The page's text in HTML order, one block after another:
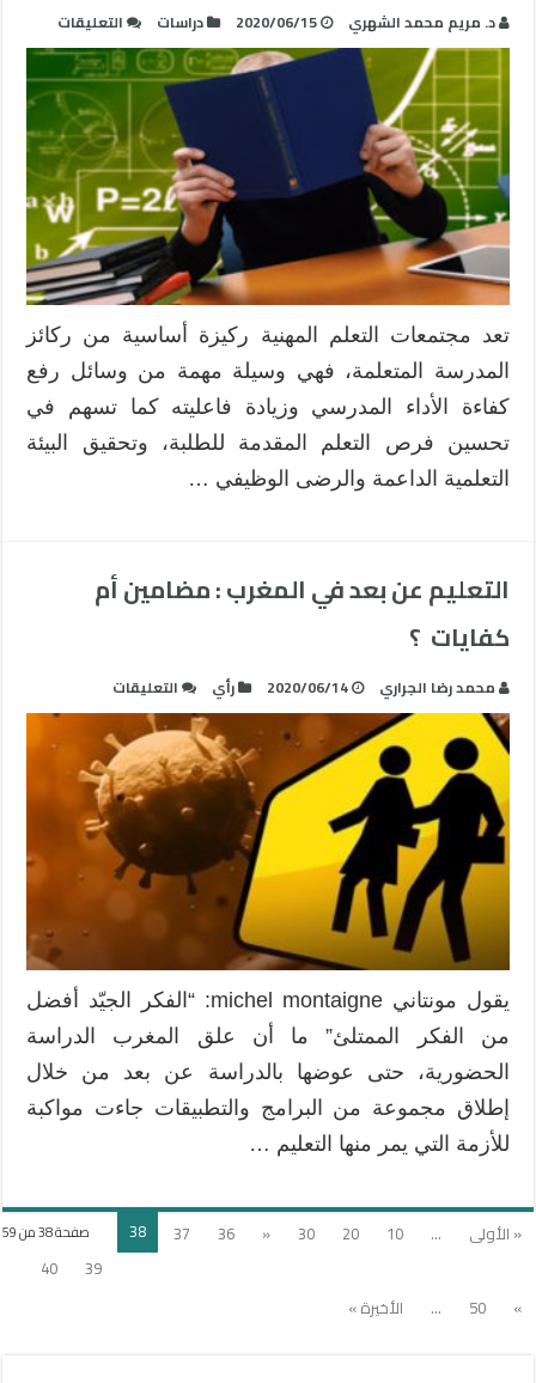
د. مريم محمد الشهري 2020/06/15 دراسات التعليقات
دور
البحث
الإجرائي
في
تفعيل
التعلم
المهنية
مغلقة
تعد مجتمعات التعلم المهنية ركيزة أساسية من ركائز
المدرسة المتعلمة، فهي وسيلة مهمة من وسائل رفع
كفاءة الأداء المدرسي وزيادة فاعليته كما تسهم في
تحسين فرص التعلم المقدمة للطلبة، وتحقيق البيئة
التعلمية الداعمة والرضى الوظيفي …
التعليم عن بعد في المغرب : مضامين أم
كفايات ؟
محمد رضا الجراري 2020/06/14 رأي التعليقات
التعليم
عن
بعد
في
المغرب
:
مضامين
كفايات
مغلقة
يقول مونتاني michel montaigne: “الفكر الجيّد أفضل
من الفكر الممتلئ” ما أن علق المغرب الدراسة
الحضورية، حتى عوضها بالدراسة عن بعد من خلال
إطلاق مجموعة من البرامج والتطبيقات جاءت مواكبة
للأزمة التي يمر منها التعليم …
صفحة 38 من 59 « الأولى ...
10
20
30
«
36
37
38
39
40
»
50
... الأخيرة »